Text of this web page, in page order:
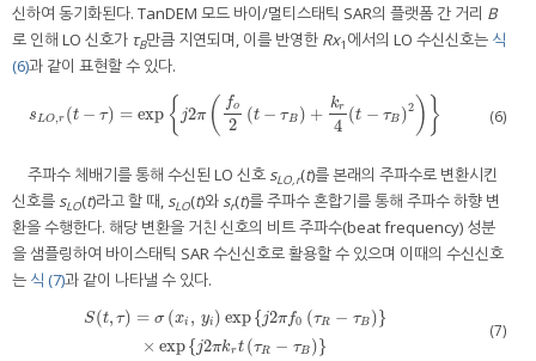
신하여 동기화된다. TanDEM 모드 바이/멀티스태틱 SAR의 플랫폼 간 거리 B
로 인해 LO 신호가 τB만큼 지연되며, 이를 반영한 Rx1 에서의 LO 수신신호는 식
(6)과 같이 표현할 수 있다.
s LO,r (t − τ) = exp { j2π ( fo
2
(t − τB ) +
kr
4
(t − τB )2 ) }
sLO,r(t− τ =expj 2πfo2t −τ B+kr 4t−τB2 (6)
주파수 체배기를 통해 수신된 LO 신호sLO,r(t)를 본래의 주파수로 변환시킨
신호를sLO(t)라고 할 때,sLO(t)와sr(t)를 주파수 혼합기를 통해 주파수 하향 변
환을 수행한다. 해당 변환을 거친 신호의 비트 주파수(beat frequency) 성분
을 샘플링하여 바이스태틱 SAR 수신신호로 활용할 수 있으며 이때의 수신신호
는 식 (7)과 같이 나타낼 수 있다.
S(t, τ) = σ (xi , yi ) exp{j2πf0 (τR − τB )}
× exp{j2πkrt (τR − τB )}
,yi expj2πf0τR−τB×exp j2πkrt
(7)